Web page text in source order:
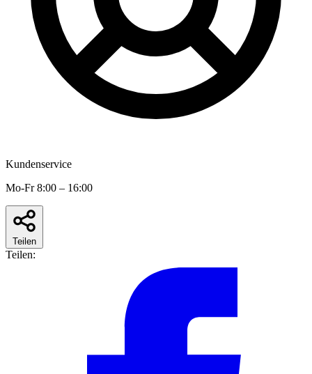
Kundenservice
Mo-Fr 8:00 – 16:00
Teilen
Teilen: